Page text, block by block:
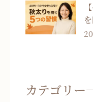
カテゴリー